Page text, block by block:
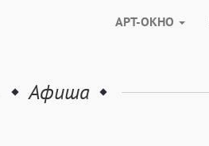
АРТ-ОКНО
Афиша